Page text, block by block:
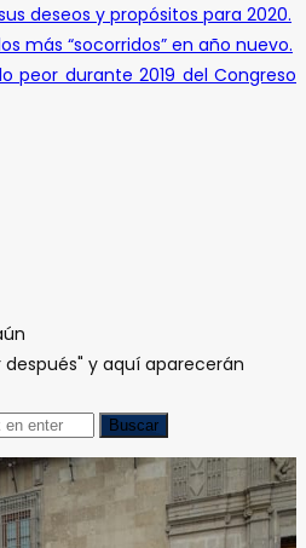
deseos y propósitos para 2020.
más “socorridos” en año nuevo.
peor durante 2019 del Congreso
después" y aquí aparecerán